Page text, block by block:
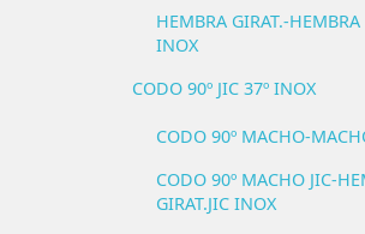
HEMBRA GIRAT.-HEMBRA
INOX
CODO 90º JIC 37º INOX
CODO 90º MACHO-
CODO 90º MACHO JIC-
GIRAT.JIC INOX